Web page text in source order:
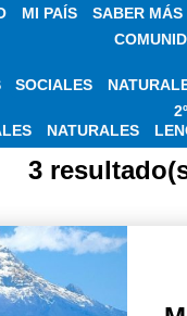
MI PAÍS SABER MÁS
SOCIALES
NATURALES
3